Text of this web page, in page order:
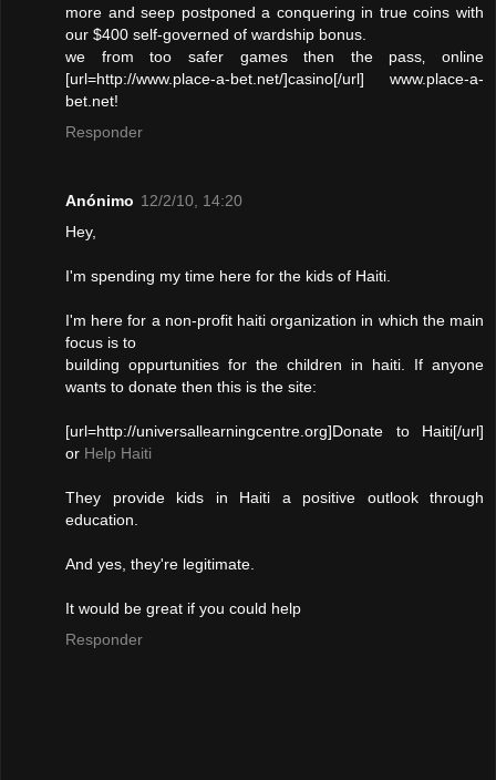
more and seep postponed a conquering in true coins with
our $400 self-governed of wardship bonus.
we from too safer games then the pass‚ online
[url=http://www.place-a-bet.net/]casino[/url] www.place-a-
bet.net!
Responder
Anónimo 12/2/10, 14:20
Hey,
I'm spending my time here for the kids of Haiti.
I'm here for a non-profit haiti organization in which the main
focus is to
building oppurtunities for the children in haiti. If anyone
wants to donate then this is the site:
[url=http://universallearningcentre.org]Donate to Haiti[/url]
or Help Haiti
They provide kids in Haiti a positive outlook through
education.
And yes, they're legitimate.
It would be great if you could help
Responder